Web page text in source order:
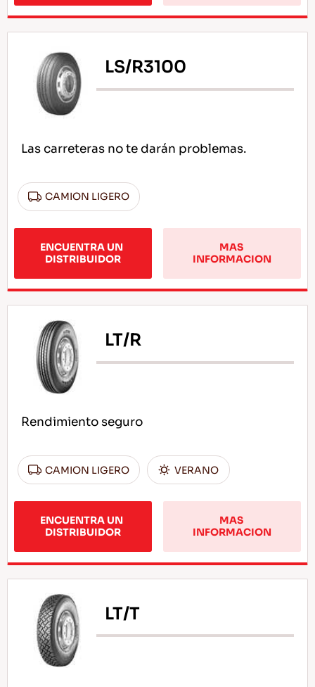
LS/R3100
Las carreteras no te darán problemas.
CAMION LIGERO
ENCUENTRA UN
DISTRIBUIDOR
MAS
INFORMACION
LT/R
Rendimiento seguro
CAMION LIGERO VERANO
ENCUENTRA UN
DISTRIBUIDOR
MAS
INFORMACION
LT/T